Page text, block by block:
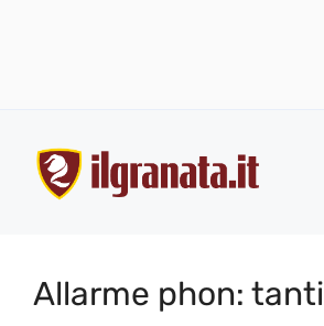
contenuto
Allarme phon: tanti